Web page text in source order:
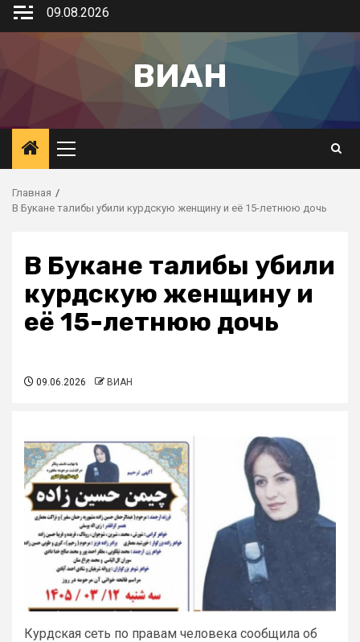
09.08.2026
ВИАН
Главная
В Букане талибы убили курдскую женщину и её 15-летнюю дочь
В Букане талибы убили
курдскую женщину и
её 15-летнюю дочь
09.06.2026 ВИАН
Курдская сеть по правам человека сообщила об